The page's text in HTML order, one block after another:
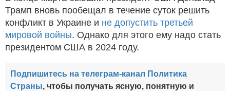
Трамп вновь пообещал в течение суток решить
конфликт в Украине и не допустить третьей
мировой войны. Однако для этого ему надо стать
президентом США в 2024 году.
Подпишитесь на телеграм-канал Политика
Страны, чтобы получать ясную, понятную и